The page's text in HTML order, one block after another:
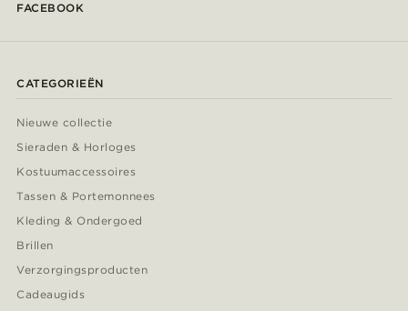
FACEBOOK
CATEGORIEËN
Nieuwe collectie
Sieraden & Horloges
Kostuumaccessoires
Tassen & Portemonnees
Kleding & Ondergoed
Brillen
Verzorgingsproducten
Cadeaugids